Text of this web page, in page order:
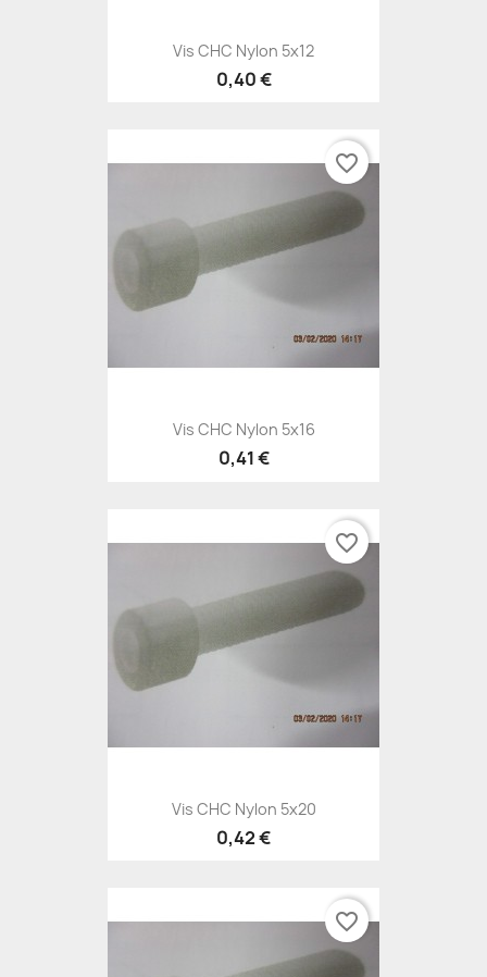
Vis CHC Nylon 5x12
0,40 €
Vis CHC Nylon 5x16
0,41 €
favorite_border
Vis CHC Nylon 5x20
0,42 €
favorite_border
favorite_border